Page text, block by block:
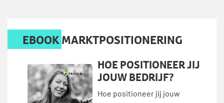
EBOOK MARKTPOSITIONERING
HOE POSITIONEER JIJ
JOUW BEDRIJF?
Hoe positioneer jij jouw